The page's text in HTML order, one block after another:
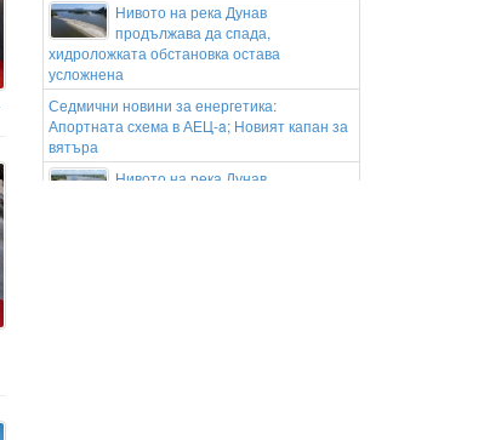
Нивото на река Дунав
продължава да спада,
хидроложката обстановка остава
усложнена
Седмични новини за енергетика:
Апортната схема в АЕЦ-a; Новият капан за
вятъра
Нивото на река Дунав